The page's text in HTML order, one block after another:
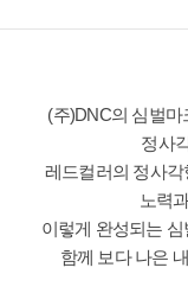
정사
노력